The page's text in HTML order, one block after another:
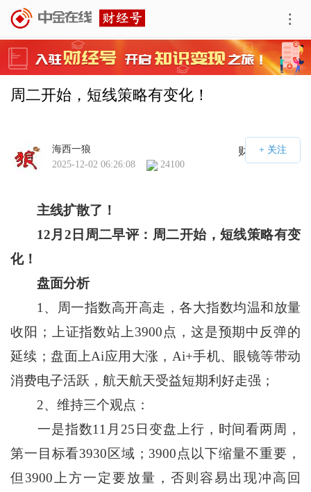
周二开始，短线策略有变化！
财经号APP
海西一狼
2025-12-02 06:26:08
24100
主线扩散了！
12月 2 日周二早评： 周二开始，短线策略有变
化！
盘面分析
1、周一指数高开高走，各大指数均温和放量
收阳；上证指数站上3900点，这是预期中反弹的
延续；盘面上Ai应用大涨，Ai+手机、眼镜等带动
消费电子活跃，航天航天受益短期利好走强；
2、维持三个观点：
一是指数11月25日变盘上行，时间看两周，
第一目标看3930区域；3900点以下缩量不重要，
但3900上方一定要放量，否则容易出现冲高回